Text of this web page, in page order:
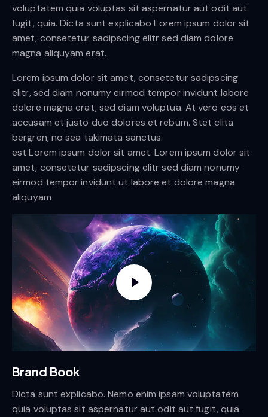
voluptatem quia voluptas sit aspernatur aut odit aut
fugit, quia. Dicta sunt explicabo Lorem ipsum dolor sit
amet, consetetur sadipscing elitr sed diam dolore
magna aliquyam erat.
Lorem ipsum dolor sit amet, consetetur sadipscing
elitr, sed diam nonumy eirmod tempor invidunt labore
dolore magna erat, sed diam voluptua. At vero eos et
accusam et justo duo dolores et rebum. Stet clita
bergren, no sea takimata sanctus.
est Lorem ipsum dolor sit amet. Lorem ipsum dolor sit
amet, consetetur sadipscing elitr sed diam nonumy
eirmod tempor invidunt ut labore et dolore magna
aliquyam
Brand Book
Dicta sunt explicabo. Nemo enim ipsam voluptatem
quia voluptas sit aspernatur aut odit aut fugit, quia.